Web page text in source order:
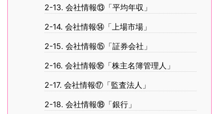
2-13. 会社情報⑬「平均年収」
2-14. 会社情報⑭「上場市場」
2-15. 会社情報⑮「証券会社」
2-16. 会社情報⑯「株主名簿管理人」
2-17. 会社情報⑰「監査法人」
2-18. 会社情報⑱「銀行」